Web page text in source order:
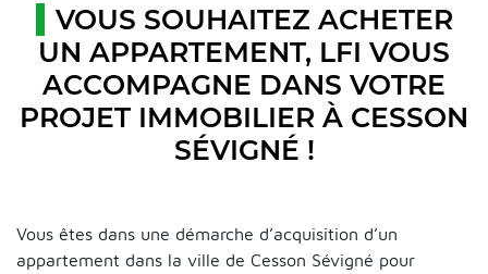
VOUS SOUHAITEZ ACHETER
UN APPARTEMENT, LFI VOUS
ACCOMPAGNE DANS VOTRE
PROJET IMMOBILIER À CESSON
SÉVIGNÉ !
Vous êtes dans une démarche d’acquisition d’un
appartement dans la ville de Cesson Sévigné pour